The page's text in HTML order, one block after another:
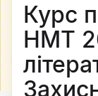
Курс
НМТ